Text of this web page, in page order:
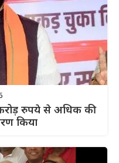
रुपये से अधिक की
किया